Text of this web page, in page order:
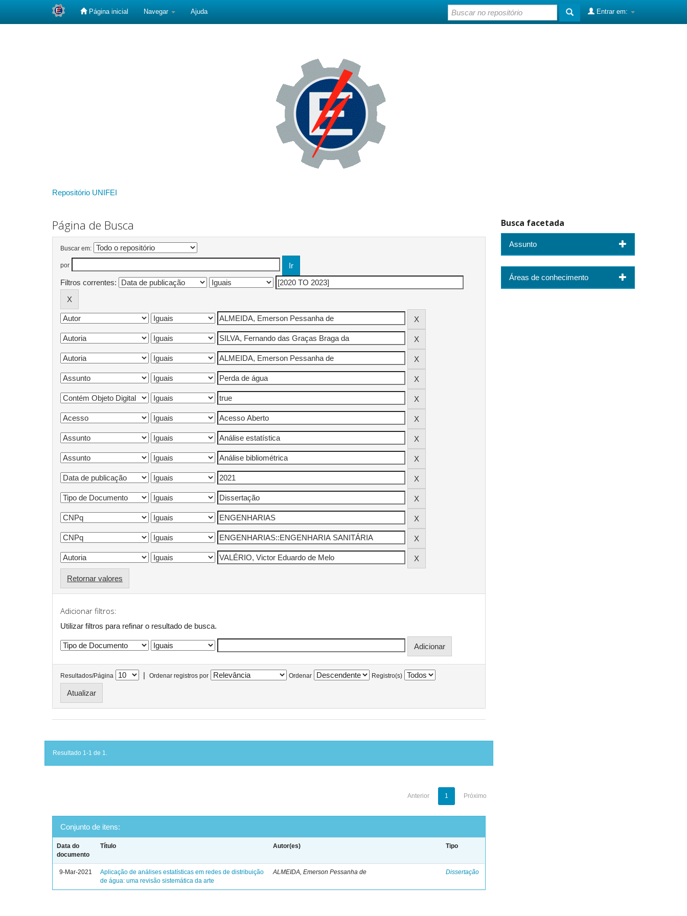
Página inicial Navegar Ajuda Entrar em:
Repositório UNIFEI
Página de Busca
Buscar em:
por
Filtros correntes:
Retornar valores
Adicionar filtros:
Utilizar filtros para refinar o resultado de busca.
Resultados/Página | Ordenar registros por Ordenar Registro(s)
Resultado 1-1 de 1.
Anterior 1 Próximo
Conjunto de itens:
Data do
documento
Título Autor(es) Tipo
9-Mar-2021
Aplicação de análises estatísticas em redes de distribuição
de água: uma revisão sistemática da arte
ALMEIDA, Emerson Pessanha de Dissertação
Busca facetada
Assunto
Áreas de conhecimento